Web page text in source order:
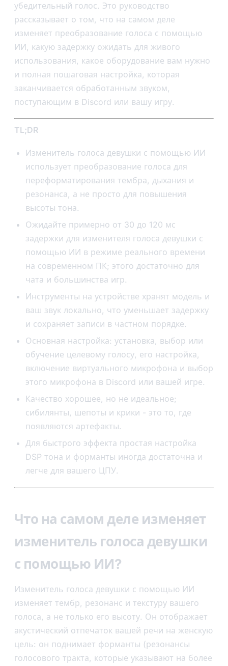
убедительный голос. Это руководство
рассказывает о том, что на самом деле
изменяет преобразование голоса с помощью
ИИ, какую задержку ожидать для живого
использования, какое оборудование вам нужно
и полная пошаговая настройка, которая
заканчивается обработанным звуком,
поступающим в Discord или вашу игру.
TL;DR
Изменитель голоса девушки с помощью ИИ
использует преобразование голоса для
переформатирования тембра, дыхания и
резонанса, а не просто для повышения
высоты тона.
Ожидайте примерно от 30 до 120 мс
задержки для изменителя голоса девушки с
помощью ИИ в режиме реального времени
на современном ПК; этого достаточно для
чата и большинства игр.
Инструменты на устройстве хранят модель и
ваш звук локально, что уменьшает задержку
и сохраняет записи в частном порядке.
Основная настройка: установка, выбор или
обучение целевому голосу, его настройка,
включение виртуального микрофона и выбор
этого микрофона в Discord или вашей игре.
Качество хорошее, но не идеальное;
сибилянты, шепоты и крики - это то, где
появляются артефакты.
Для быстрого эффекта простая настройка
DSP тона и форманты иногда достаточна и
легче для вашего ЦПУ.
Что на самом деле изменяет
изменитель голоса девушки
с помощью ИИ?
Изменитель голоса девушки с помощью ИИ
изменяет тембр, резонанс и текстуру вашего
голоса, а не только его высоту. Он отображает
акустический отпечаток вашей речи на женскую
цель: он поднимает форманты (резонансы
голосового тракта, которые указывают на более